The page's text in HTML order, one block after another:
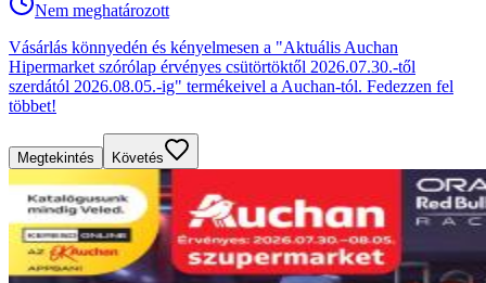
Nem meghatározott
Vásárlás könnyedén és kényelmesen a "Aktuális Auchan
Hipermarket szórólap érvényes csütörtöktől 2026.07.30.-től
szerdától 2026.08.05.-ig" termékeivel a Auchan-tól. Fedezzen fel
többet!
Megtekintés Követés